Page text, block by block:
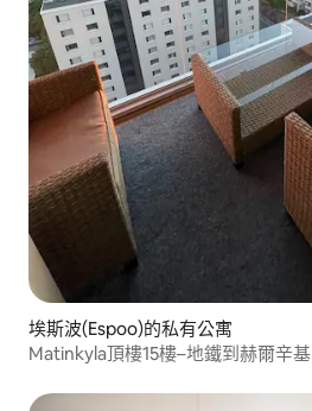
埃斯波(Espoo)的私有公寓
Matinkyla頂樓15樓–地鐵到赫爾辛基